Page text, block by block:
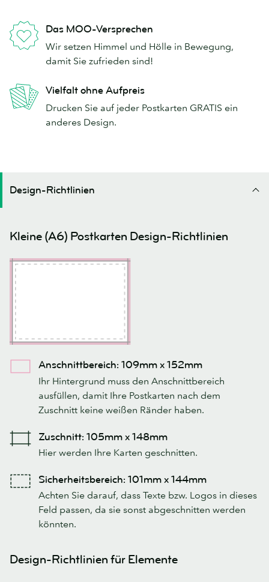
Das MOO-Versprechen
Wir setzen Himmel und Hölle in Bewegung,
damit Sie zufrieden sind!
Vielfalt ohne Aufpreis
Drucken Sie auf jeder Postkarten GRATIS ein
anderes Design.
Design-Richtlinien
Kleine (A6) Postkarten Design-Richtlinien
Anschnittbereich: 109mm x 152mm
Ihr Hintergrund muss den Anschnittbereich
ausfüllen, damit Ihre Postkarten nach dem
Zuschnitt keine weißen Ränder haben.
Zuschnitt: 105mm x 148mm
Hier werden Ihre Karten geschnitten.
Sicherheitsbereich: 101mm x 144mm
Achten Sie darauf, dass Texte bzw. Logos in dieses
Feld passen, da sie sonst abgeschnitten werden
könnten.
Design-Richtlinien für Elemente